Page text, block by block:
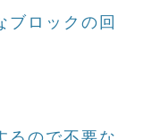
ブロックの回